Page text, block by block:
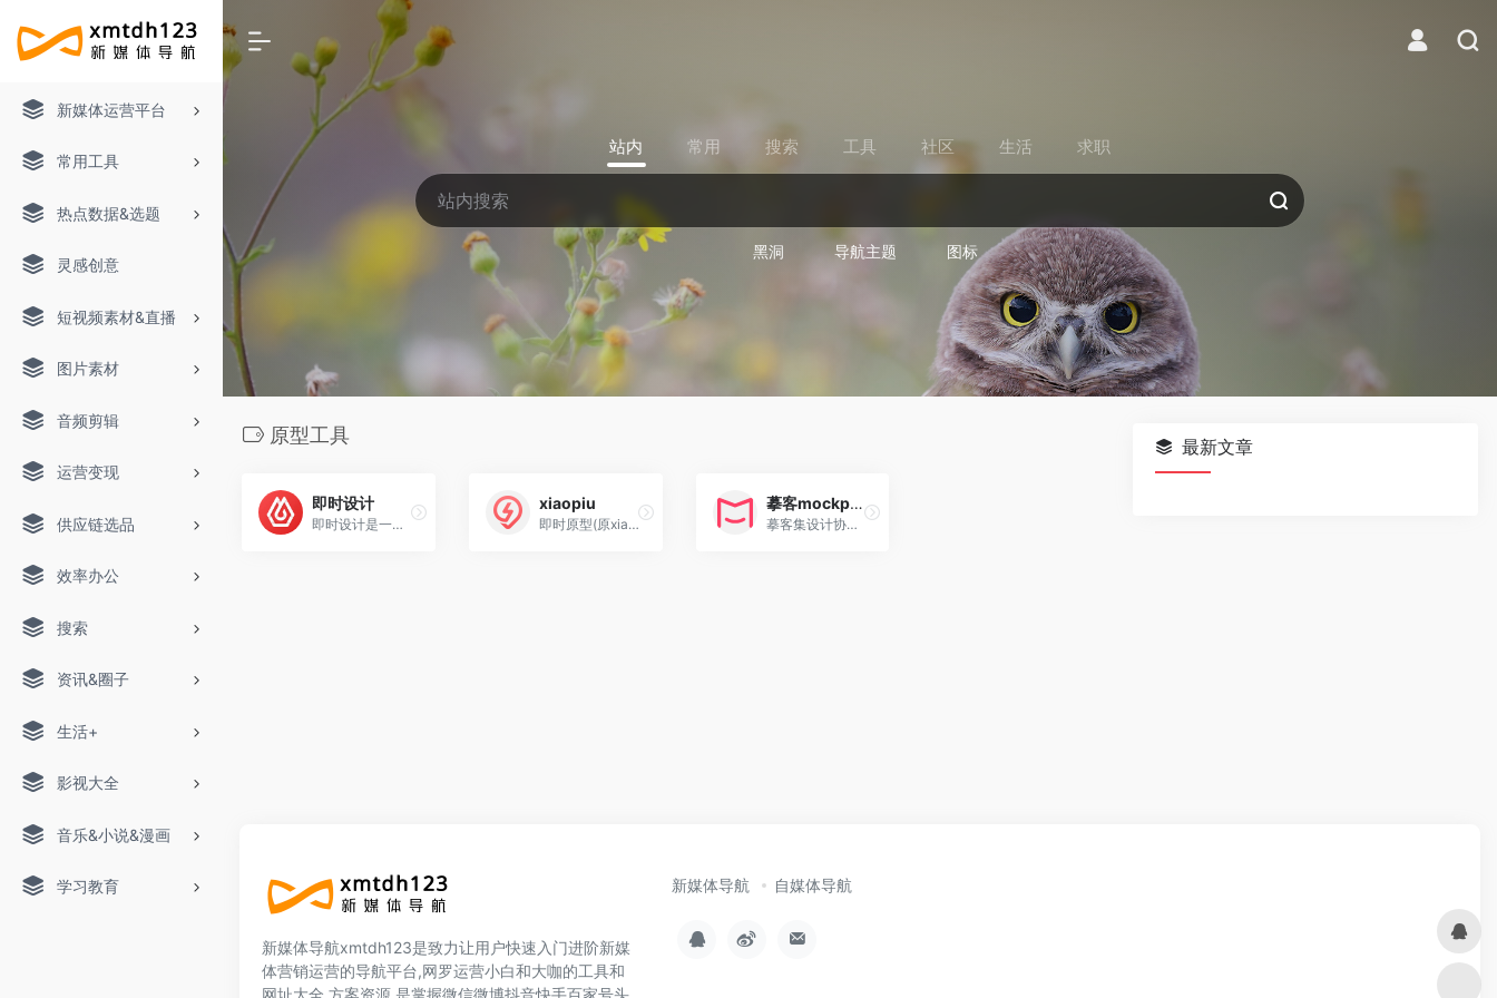
新媒体运营平台
常用工具
热点数据&选题
灵感创意
短视频素材&直播
图片素材
音频剪辑
运营变现
供应链选品
效率办公
搜索
资讯&圈子
生活+
影视大全
音乐&小说&漫画
学习教育
站内 常用 搜索 工具 社区 生活 求职
黑洞 导航主题 图标
原型工具
即时设计
即时设计是一款国产的专业在线可协作的UI 设计工具，是可协作的在线sketch、对标Figma，拥有海量的设计资源与素材，支持导入导出 Sketch 格式源文件
xiaopiu
即时原型(原xiaopiu)是产品原型设计工具和团队实时协作平台,作为产品经理和交互设计师工作学习的必备软件工具，xiaopiu在线实时协同原型设计平台,拥有海量
摹客mockplus
摹客集设计协作平台、原型设计和设计规范为一体，是数百万设计师、产品经理和开发工程师必备设计神器、在Sketch、Mockplus中可直接应用设计元素，摹客RP是摹客…
最新文章
新媒体导航xmtdh123是致力让用户快速入门进阶新媒
体营销运营的导航平台,网罗运营小白和大咖的工具和
网址大全,方案资源,是掌握微信微博抖音快手百家号头
新媒体导航 自媒体导航